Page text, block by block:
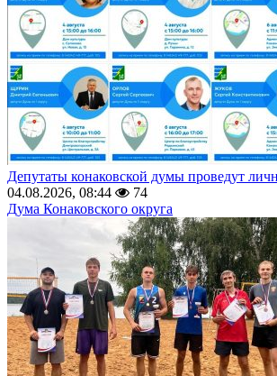
Депутаты конаковской думы проведут
04.08.2026, 08:44
74
Дума Конаковского округа